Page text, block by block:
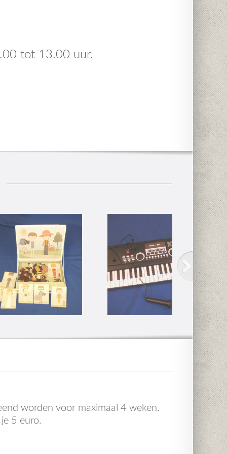
tot 13.00 uur.
worden voor maximaal 4 weken.
5 euro.